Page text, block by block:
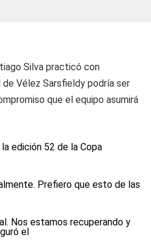
Silva practicó con
Vélez Sarsfieldy podría ser
que el equipo asumirá
edición 52 de la Copa
Prefiero que esto de las
Nos estamos recuperando y
el